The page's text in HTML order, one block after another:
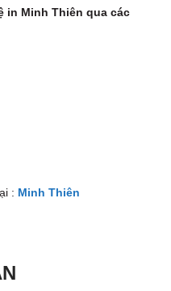
in Minh Thiên qua các
: Minh Thiên